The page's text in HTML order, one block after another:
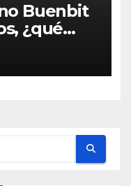
Buenbit
¿qué